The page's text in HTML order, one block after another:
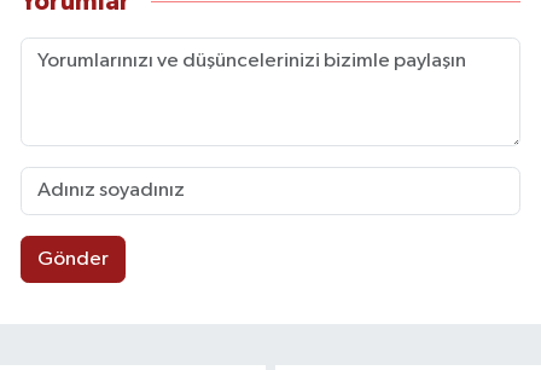
Gönder